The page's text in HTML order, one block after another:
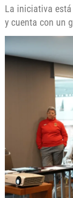
La iniciativa
y cuenta con un